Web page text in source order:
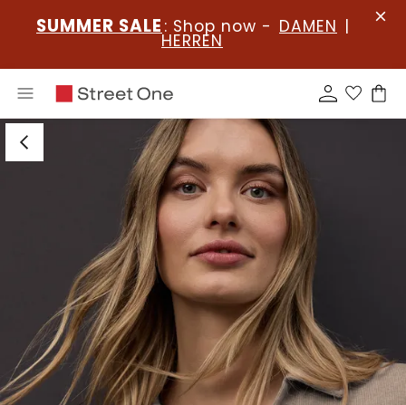
SUMMER SALE : Shop now - DAMEN |
HERREN